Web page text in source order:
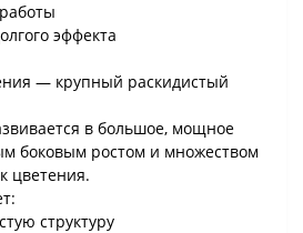
эффекта
— крупный раскидистый
в большое, мощное
боковым ростом и множеством
цветения.
структуру